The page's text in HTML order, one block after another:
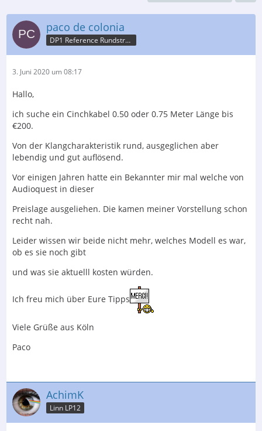
paco de colonia
DP1 Reference Rundstrahler/ Boenicke P1/SHD mod.
3. Juni 2020 um 08:17
Hallo,
ich suche ein Cinchkabel 0.50 oder 0.75 Meter Länge bis
€200.
Von der Klangcharakteristik rund, ausgeglichen aber
lebendig und gut auflösend.
Vor einigen Jahren hatte ein Bekannter mir mal welche von
Audioquest in dieser
Preislage ausgeliehen. Die kamen meiner Vorstellung schon
recht nah.
Leider wissen wir beide nicht mehr, welches Modell es war,
ob es sie noch gibt
und was sie aktuelll kosten würden.
Ich freu mich über Eure Tipps
Viele Grüße aus Köln
Paco
AchimK
Linn LP12